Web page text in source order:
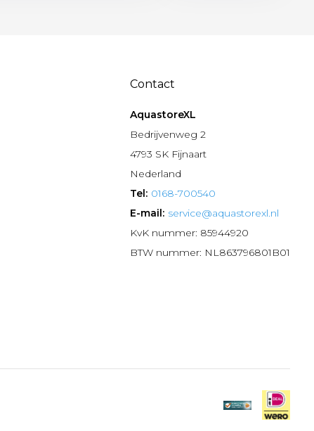
Contact
AquastoreXL
Bedrijvenweg 2
4793 SK Fijnaart
Nederland
Tel: 0168-700540
E-mail: service@aquastorexl.nl
KvK nummer: 85944920
BTW nummer: NL863796801B01